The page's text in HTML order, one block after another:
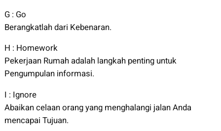
G : Go
Berangkatlah dari Kebenaran.
H : Homework
Pekerjaan Rumah adalah langkah penting untuk
Pengumpulan informasi.
I : Ignore
Abaikan celaan orang yang menghalangi jalan Anda
mencapai Tujuan.